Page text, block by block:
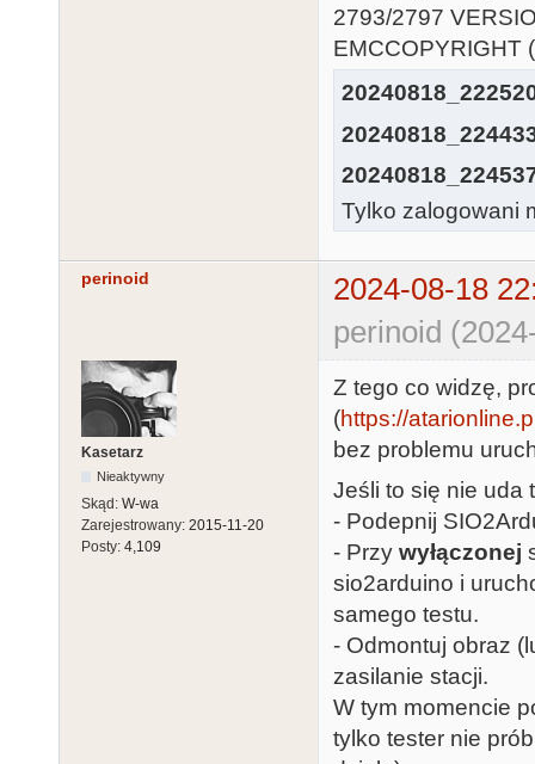
2793/2797
EMCCOPYRIGHT
Tylko zalogowani
perinoid
2024-08-18
perinoid
Kasetarz
Nieaktywny
Skąd: W-wa
Zarejestrowany: 2015-11-20
Posty: 4,109
Z tego co widzę,
(https://
bez problemu
Jeśli to się nie uda
- Podepnij
- Przy wyłączonej
sio2arduino i
samego testu.
- Odmontuj obraz
zasilanie stacji.
W tym momencie
tylko tester nie